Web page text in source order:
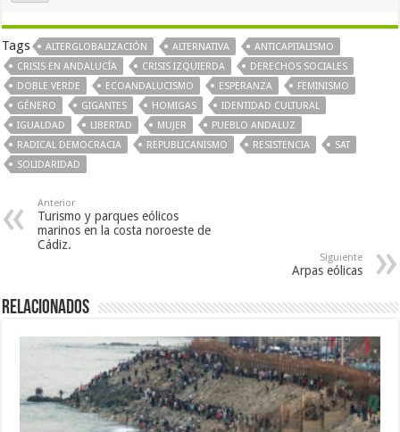
Tags ALTERGLOBALIZACIÓN ALTERNATIVA
ANTICAPITALISMO
CRISIS EN ANDALUCÍA
CRISIS IZQUIERDA
DERECHOS SOCIALES
DOBLE VERDE
ECOANDALUCISMO ESPERANZA
FEMINISMO
GÉNERO
GIGANTES HOMIGAS
IDENTIDAD CULTURAL
IGUALDAD
LIBERTAD MUJER
PUEBLO ANDALUZ
RADICAL DEMOCRACIA
REPUBLICANISMO RESISTENCIA
SAT
SOLIDARIDAD
Anterior
Turismo y parques eólicos
marinos en la costa noroeste de
Cádiz.
Siguiente
Arpas eólicas
Relacionados